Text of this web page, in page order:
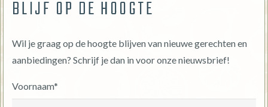
BLIJF OP DE HOOGTE
Wil je graag op de hoogte blijven van nieuwe gerechten en
aanbiedingen? Schrijf je dan in voor onze nieuwsbrief!
Voornaam*